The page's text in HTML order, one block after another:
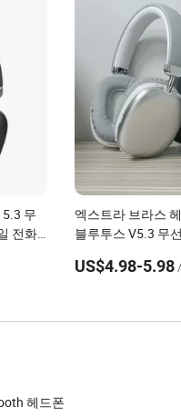
무
전화
엑스트라 브라스
블루투스 V5.3 무
US$4.98-5.98
헤드폰